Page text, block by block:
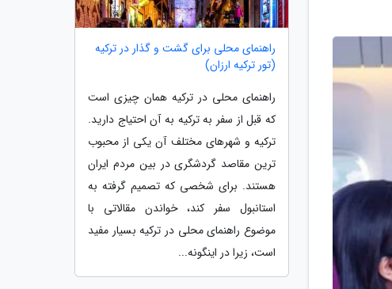
راهنمای محلی برای گشت و گذار در ترکیه
(تور ترکیه ارزان)
راهنمای محلی در ترکیه همان چیزی است
که قبل از سفر به ترکیه به آن احتیاج دارید.
ترکیه و شهرهای مختلف آن یکی از محبوب
ترین مقاصد گردشگری در بین مردم ایران
هستند. برای شخصی که تصمیم گرفته به
استانبول سفر کند، خواندن مقالاتی با
موضوع راهنمای محلی در ترکیه بسیار مفید
است، زیرا در اینگونه...